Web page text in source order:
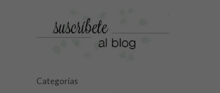
Categorías